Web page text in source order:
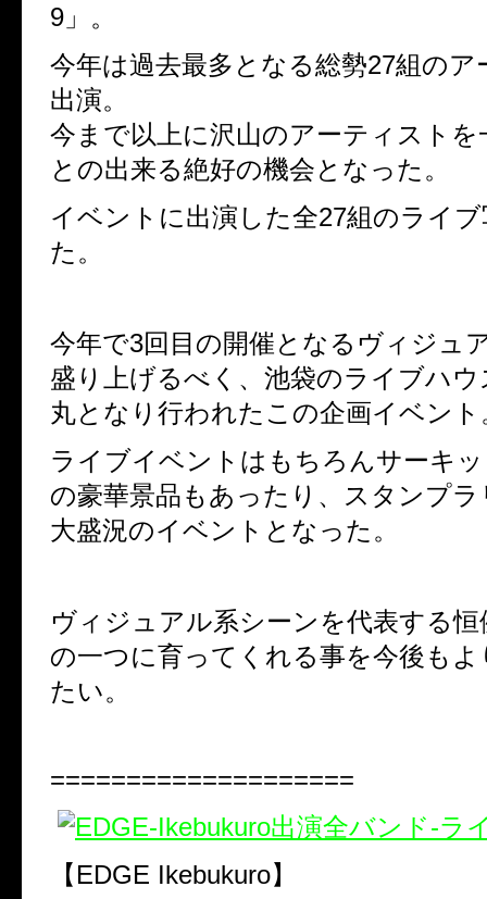
9」。
今年は過去最多となる総勢27組の
出演。
今まで以上に沢山のアーティストを
との出来る絶好の機会となった。
イベントに出演した全27組のライ
た。
今年で3回目の開催となるヴィジュ
盛り上げるべく、池袋のライブハウ
丸となり行われたこの企画イベント
ライブイベントはもちろんサーキ
の豪華景品もあったり、スタンプ
大盛況のイベントとなった。
ヴィジュアル系シーンを代表する
の一つに育ってくれる事を今後もよ
たい。
====================
【EDGE Ikebukuro】